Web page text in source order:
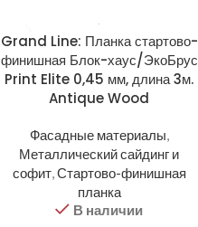
Grand Line: Планка стартово-
финишная Блок-хаус/ЭкоБрус
Print Elite 0,45 мм, длина 3м.
Antique Wood
Фасадные материалы,
Металлический сайдинг и
софит,Стартово-финишная
планка
В наличии